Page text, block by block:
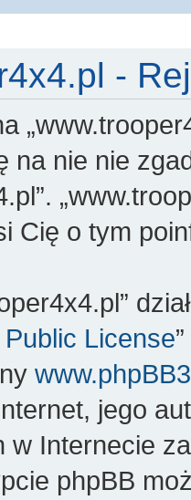
-
na nie nie
Cię o tym
License
jego
w Internecie
phpBB